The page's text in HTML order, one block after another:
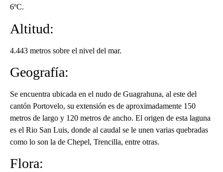
6ºC.
Altitud:
4.443 metros sobre el nivel del mar.
Geografía:
Se encuentra ubicada en el nudo de Guagrahuna, al este del
cantón Portovelo, su extensión es de aproximadamente 150
metros de largo y 120 metros de ancho. El origen de esta laguna
es el Rio San Luis, donde al caudal se le unen varias quebradas
como lo son la de Chepel, Trencilla, entre otras.
Flora: